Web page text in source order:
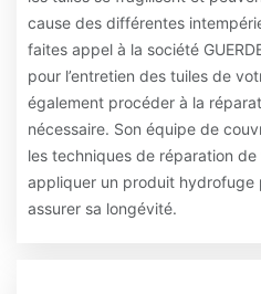
cause des différentes
faites appel à la société
pour l’entretien des tuiles de
également procéder à la
nécessaire. Son équipe de
les techniques de réparation
appliquer un produit
assurer sa longévité.